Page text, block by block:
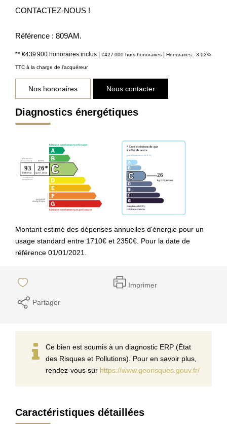
CONTACTEZ-NOUS !
Référence : 809AM.
** €439 900 honoraires inclus | €427 000 hors honoraires | Honoraires : 3.02%
TTC à la charge de l'acquéreur
Nos honoraires Nous contacter
Diagnostics énergétiques
Montant estimé des dépenses annuelles d'énergie pour un
usage standard entre 1710€ et 2350€. Pour la date de
référence 01/01/2021.
Imprimer
Partager
Ce bien est soumis à un diagnostic ERP (État
des Risques et Pollutions). Pour en savoir plus,
rendez-vous sur https://www.georisques.gouv.fr/
Caractéristiques détaillées